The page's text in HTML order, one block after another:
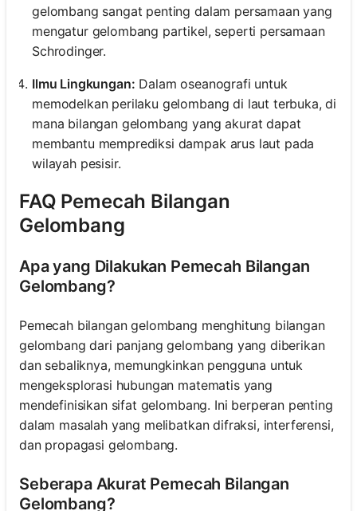
gelombang sangat penting dalam persamaan yang
mengatur gelombang partikel, seperti persamaan
Schrodinger.
Ilmu Lingkungan: Dalam oseanografi untuk
memodelkan perilaku gelombang di laut terbuka, di
mana bilangan gelombang yang akurat dapat
membantu memprediksi dampak arus laut pada
wilayah pesisir.
FAQ Pemecah Bilangan
Gelombang
Apa yang Dilakukan Pemecah Bilangan
Gelombang?
Pemecah bilangan gelombang menghitung bilangan
gelombang dari panjang gelombang yang diberikan
dan sebaliknya, memungkinkan pengguna untuk
mengeksplorasi hubungan matematis yang
mendefinisikan sifat gelombang. Ini berperan penting
dalam masalah yang melibatkan difraksi, interferensi,
dan propagasi gelombang.
Seberapa Akurat Pemecah Bilangan
Gelombang?